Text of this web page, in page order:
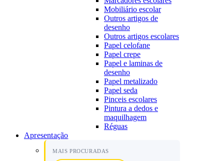
Mobiliário escolar
Outros artigos de
desenho
Outros artigos escolares
Papel celofane
Papel crepe
Papel e laminas de
desenho
Papel metalizado
Papel seda
Pinceis escolares
Pintura a dedos e
maquilhagem
Réguas
Apresentação
MAIS PROCURADAS